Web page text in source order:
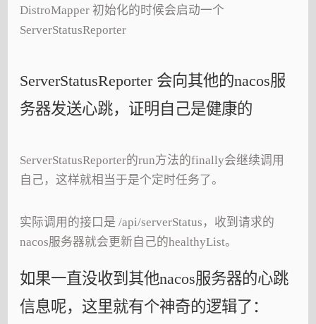
DistroMapper 初始化的时候会启动一个
ServerStatusReporter
ServerStatusReporter 会向其他的nacos服
务器发送心跳，证明自己是健康的
ServerStatusReporter的run方法的finally会继续调用
自己，这样就相当于是个定时任务了。
实际调用的接口是 /api/serverStatus，收到请求的
nacos服务器就会更新自己的healthyList。
如果一直没收到其他nacos服务器的心跳
信息呢，这里就有个神奇的逻辑了：